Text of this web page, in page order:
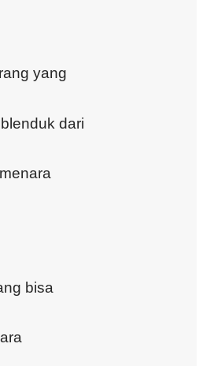
yang
dari
bisa